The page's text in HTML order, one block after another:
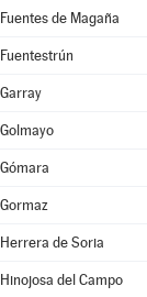
Fuentes de Magaña
Fuentestrún
Garray
Golmayo
Gómara
Gormaz
Herrera de Soria
Hinojosa del Campo